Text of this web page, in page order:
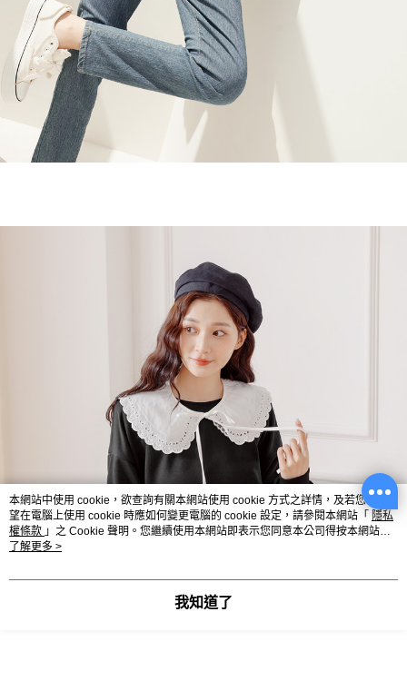
本網站中使用 cookie，欲查詢有關本網站使用 cookie 方式之詳情，及若您不希
望在電腦上使用 cookie 時應如何變更電腦的 cookie 設定，請參閱本網站「 隱私
權條款 」之 Cookie 聲明。您繼續使用本網站即表示您同意本公司得按本網站使
用條款之 Cookie 聲明使用 cookie。
了解更多 >
我知道了